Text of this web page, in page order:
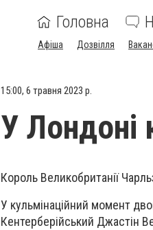
Головна
Афіша Дозвілля
15:00, 6 травня 2023 р.
У Лондоні
Король Великобританії
У кульмінаційний момент
Кентерберійський Джастін